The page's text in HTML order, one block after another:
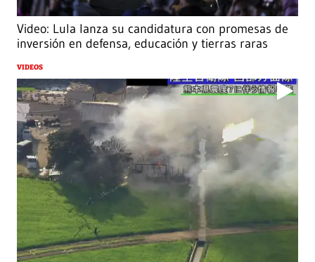
Video: Lula lanza su candidatura con promesas de
inversión en defensa, educación y tierras raras
VIDEOS